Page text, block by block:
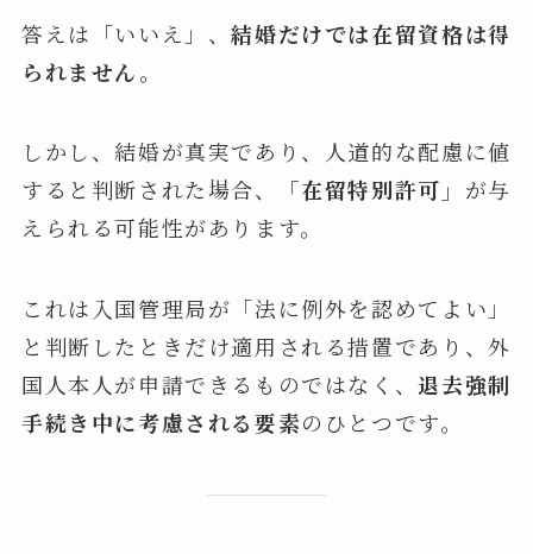
答えは「いいえ」、結婚だけでは在留資格は得
られません。
しかし、結婚が真実であり、人道的な配慮に値
すると判断された場合、
「在留特別許可」 が与
えられる可能性があります。
これは入国管理局が「法に例外を認めてよい」
と判断したときだけ適用される措置であり、外
国人本人が申請できるものではなく、退去強制
手続き中に考慮される要素のひとつです。